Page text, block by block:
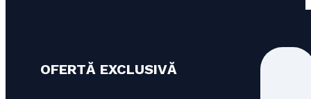
OFERTĂ EXCLUSIVĂ